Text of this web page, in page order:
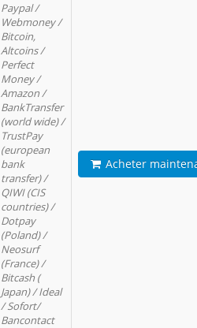
Paypal /
Webmoney /
Bitcoin,
Altcoins /
Perfect
Money /
Amazon /
BankTransfer
(world wide) /
TrustPay
(european
bank
transfer) /
QIWI (CIS
countries) /
Dotpay
(Poland) /
Neosurf
(France) /
Bitcash (
Japan) / Ideal
/ Sofort/
Bancontact
Acheter